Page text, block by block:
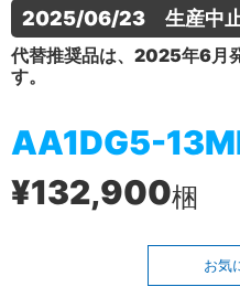
2025/06/23　生産中
代替推奨品は、2025年6月
す。
AA1DG5-
¥132,900梱
お気